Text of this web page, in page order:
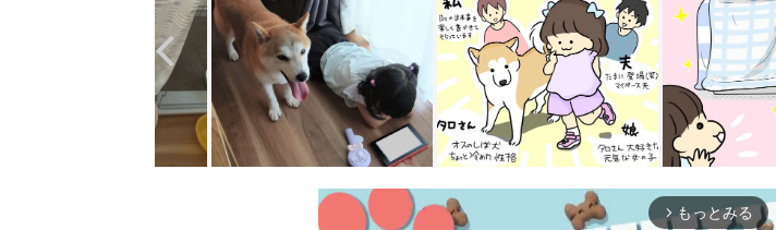
arrow_forward_ios もっとみる